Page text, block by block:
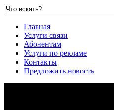
Главная
Услуги связи
Абонентам
Услуги по рекламе
Контакты
Предложить новость